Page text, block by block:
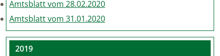
Amtsblatt vom 28.02.2020
Amtsblatt vom 31.01.2020
2019